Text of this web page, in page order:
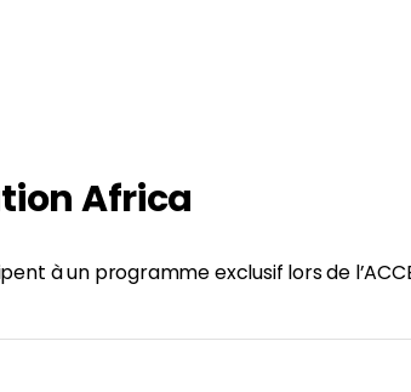
Africa
à un programme exclusif lors de